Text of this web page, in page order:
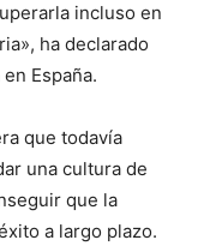
incluso en
ha declarado
España.
que todavía
una cultura de
que la
a largo plazo.